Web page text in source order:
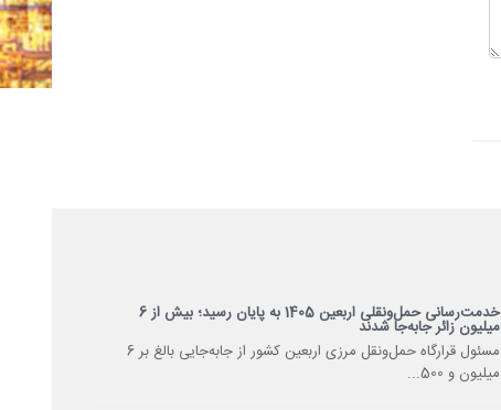
خدمت‌رسانی حمل‌ونقلی اربعین 1405 به پایان رسید؛ بیش از 6
میلیون زائر جابه‌جا شدند
مسئول قرارگاه حمل‌ونقل مرزی اربعین کشور از جابه‌جایی بالغ بر 6
میلیون و 500...